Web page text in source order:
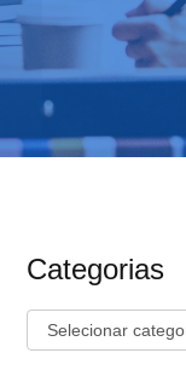
Categorias
Categorias